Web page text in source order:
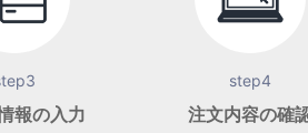
報の入力
step4
注文内容の確